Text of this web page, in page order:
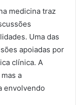
medicina traz
Uma das
apoiadas por
clínica. A
a
envolvendo